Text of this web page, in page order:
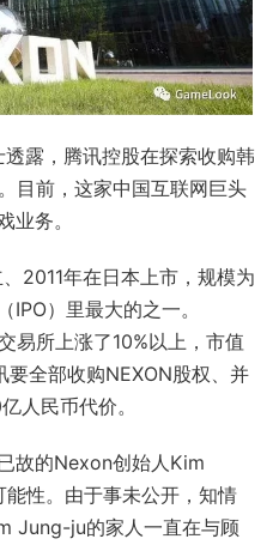
露，腾讯控股在探索收购韩
目前，这家中国互联网巨头
业务。
2011年在日本上市，规模为
IPO）里最大的之一。
易所上涨了10%以上，市值
全部收购NEXON股权、并
人民币代价。
故的Nexon创始人Kim
性。由于事未公开，知情
Jung-ju的家人一直在与顾